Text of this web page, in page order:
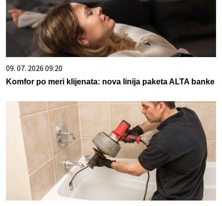
09. 07. 2026 09:20
Komfor po meri klijenata: nova linija paketa ALTA banke